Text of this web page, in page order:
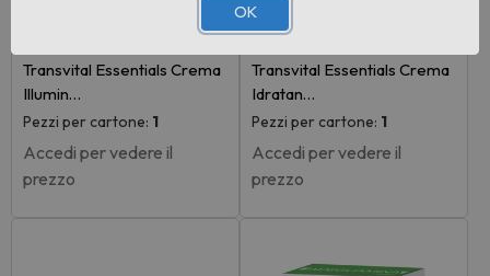
Transvital Essentials Crema
Illumin…
Pezzi per cartone: 1
Accedi per vedere il
prezzo
Rif:105814
EAN: 7640142044314
Transvital Essentials Crema
Idratan…
Pezzi per cartone: 1
Accedi per vedere il
prezzo
OK